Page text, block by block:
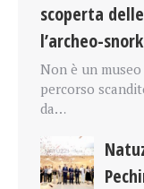
scoperta
l’archeo-
Non è un
percorso
da…